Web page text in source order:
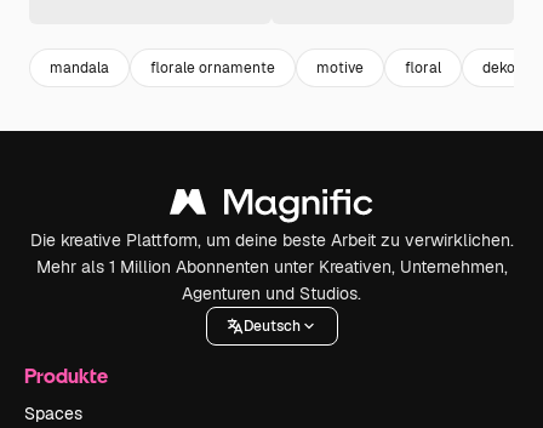
mandala florale ornamente motive floral
Die kreative Plattform, um deine beste Arbeit zu verwirklichen.
Mehr als 1 Million Abonnenten unter Kreativen, Unternehmen,
Agenturen und Studios.
Deutsch
Produkte
Spaces